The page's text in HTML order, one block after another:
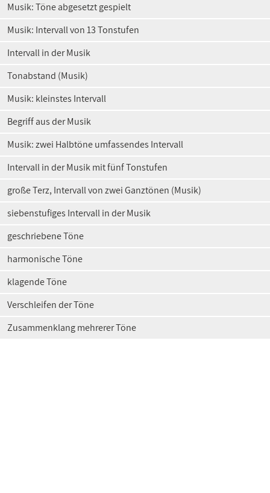
Musik: Töne abgesetzt gespielt
Musik: Intervall von 13 Tonstufen
Intervall in der Musik
Tonabstand (Musik)
Musik: kleinstes Intervall
Begriff aus der Musik
Musik: zwei Halbtöne umfassendes Intervall
Intervall in der Musik mit fünf Tonstufen
große Terz, Intervall von zwei Ganztönen (Musik)
siebenstufiges Intervall in der Musik
geschriebene Töne
harmonische Töne
klagende Töne
Verschleifen der Töne
Zusammenklang mehrerer Töne